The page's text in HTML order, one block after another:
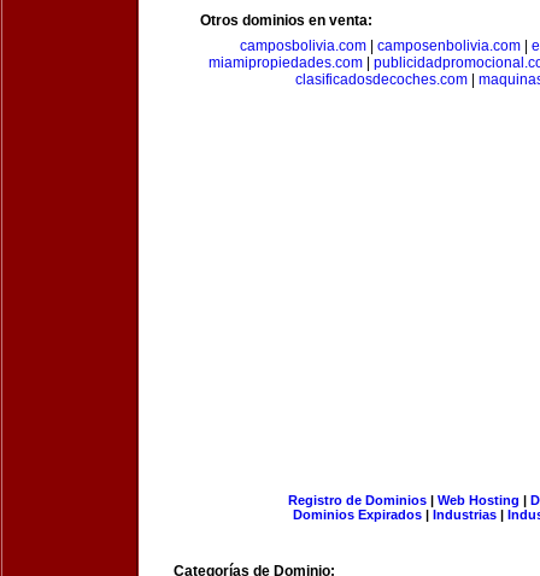
Otros dominios en venta:
camposbolivia.com| camposenbolivia.com|
miamipropiedades.com
clasificadosdecoches.com
Registro de Dominios| Web Hosting |
Dominios Expirados | Industrias |
Categorías de Dominio: